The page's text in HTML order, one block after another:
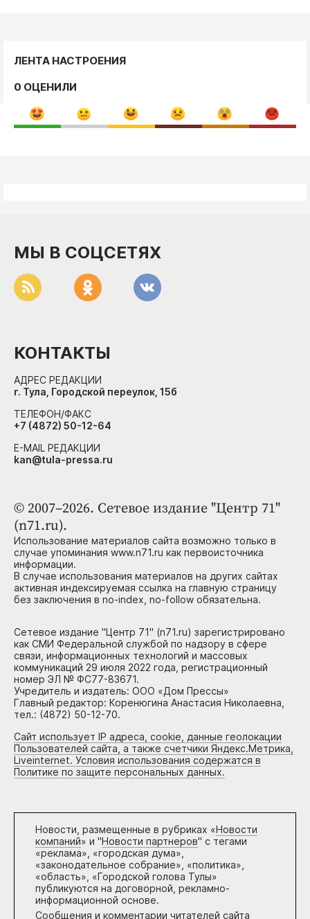
ЛЕНТА НАСТРОЕНИЯ
0 ОЦЕНИЛИ
© 2007–2026. Сетевое издание "Центр 71"
(n71.ru).
Использование материалов сайта возможно только в
случае упоминания www.n71.ru как первоисточника
информации.
В случае использования материалов на других сайтах
активная индексируемая ссылка на главную страницу
без заключения в no-index, no-follow обязательна.
Сетевое издание "Центр 71" (n71.ru) зарегистрировано
как СМИ Федеральной службой по надзору в сфере
связи, информационных технологий и массовых
коммуникаций 29 июля 2022 года, регистрационный
номер ЭЛ № ФС77-83671.
Учредитель и издатель: ООО «Дом Прессы»
Главный редактор: Коренюгина Анастасия Николаевна,
тел.: (4872) 50-12-70.
Сайт использует IP адреса, cookie, данные геолокации
Пользователей сайта, а также счетчики Яндекс.Метрика,
Liveinternet. Условия использования содержатся в
Политике по защите персональных данных.
Новости, размещенные в рубриках «Новости
компаний» и "Новости партнеров" с тегами
«реклама», «городская дума»,
«законодательное собрание», «политика»,
«область», «Городской голова Тулы»
публикуются на договорной, рекламно-
информационной основе.
Сообщения и комментарии читателей сайта
МЫ В СОЦСЕТЯХ
КОНТАКТЫ
АДРЕС РЕДАКЦИИ
г. Тула, Городской переулок, 15б
ТЕЛЕФОН/ФАКС
+7 (4872) 50-12-64
E-MAIL РЕДАКЦИИ
kan@tula-pressa.ru